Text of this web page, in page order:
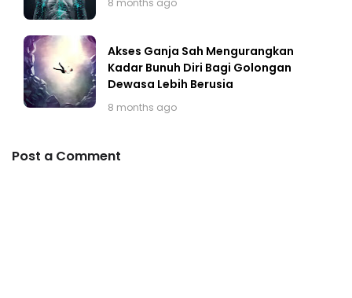
8 months ago
Akses Ganja Sah Mengurangkan
Kadar Bunuh Diri Bagi Golongan
Dewasa Lebih Berusia
8 months ago
Post a Comment